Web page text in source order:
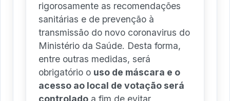
rigorosamente as recomendações
sanitárias e de prevenção à
transmissão do novo coronavirus do
Ministério da Saúde. Desta forma,
entre outras medidas, será
obrigatório o uso de máscara e o
acesso ao local de votação será